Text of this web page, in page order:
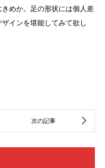
めか。足の形状には個人差
インを堪能してみて欲し